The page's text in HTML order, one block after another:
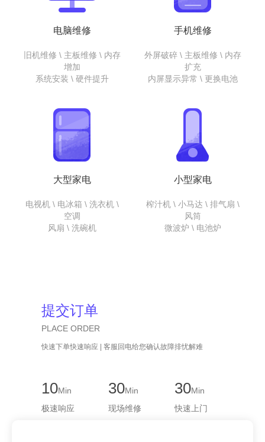
电脑维修
旧机维修 \ 主板维修 \ 内存
增加
系统安装 \ 硬件提升
手机维修
外屏破碎 \ 主板维修 \ 内存
扩充
内屏显示异常 \ 更换电池
大型家电
电视机 \ 电冰箱 \ 洗衣机 \
空调
风扇 \ 洗碗机
小型家电
榨汁机 \ 小马达 \ 排气扇 \
风筒
微波炉 \ 电池炉
提交订单
PLACE ORDER
快速下单快速响应 | 客服回电给您确认故障排忧解难
10Min
极速响应
30Min
现场维修
30Min
快速上门